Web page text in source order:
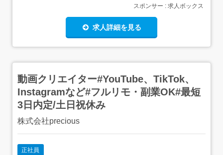
スポンサー : 求人ボックス
求人詳細を見る
動画クリエイター#YouTube、TikTok、
Instagramなど#フルリモ・副業OK#最短
3日内定/土日祝休み
株式会社precious
正社員